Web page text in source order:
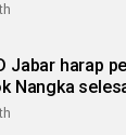
Jabar harap
Nangka